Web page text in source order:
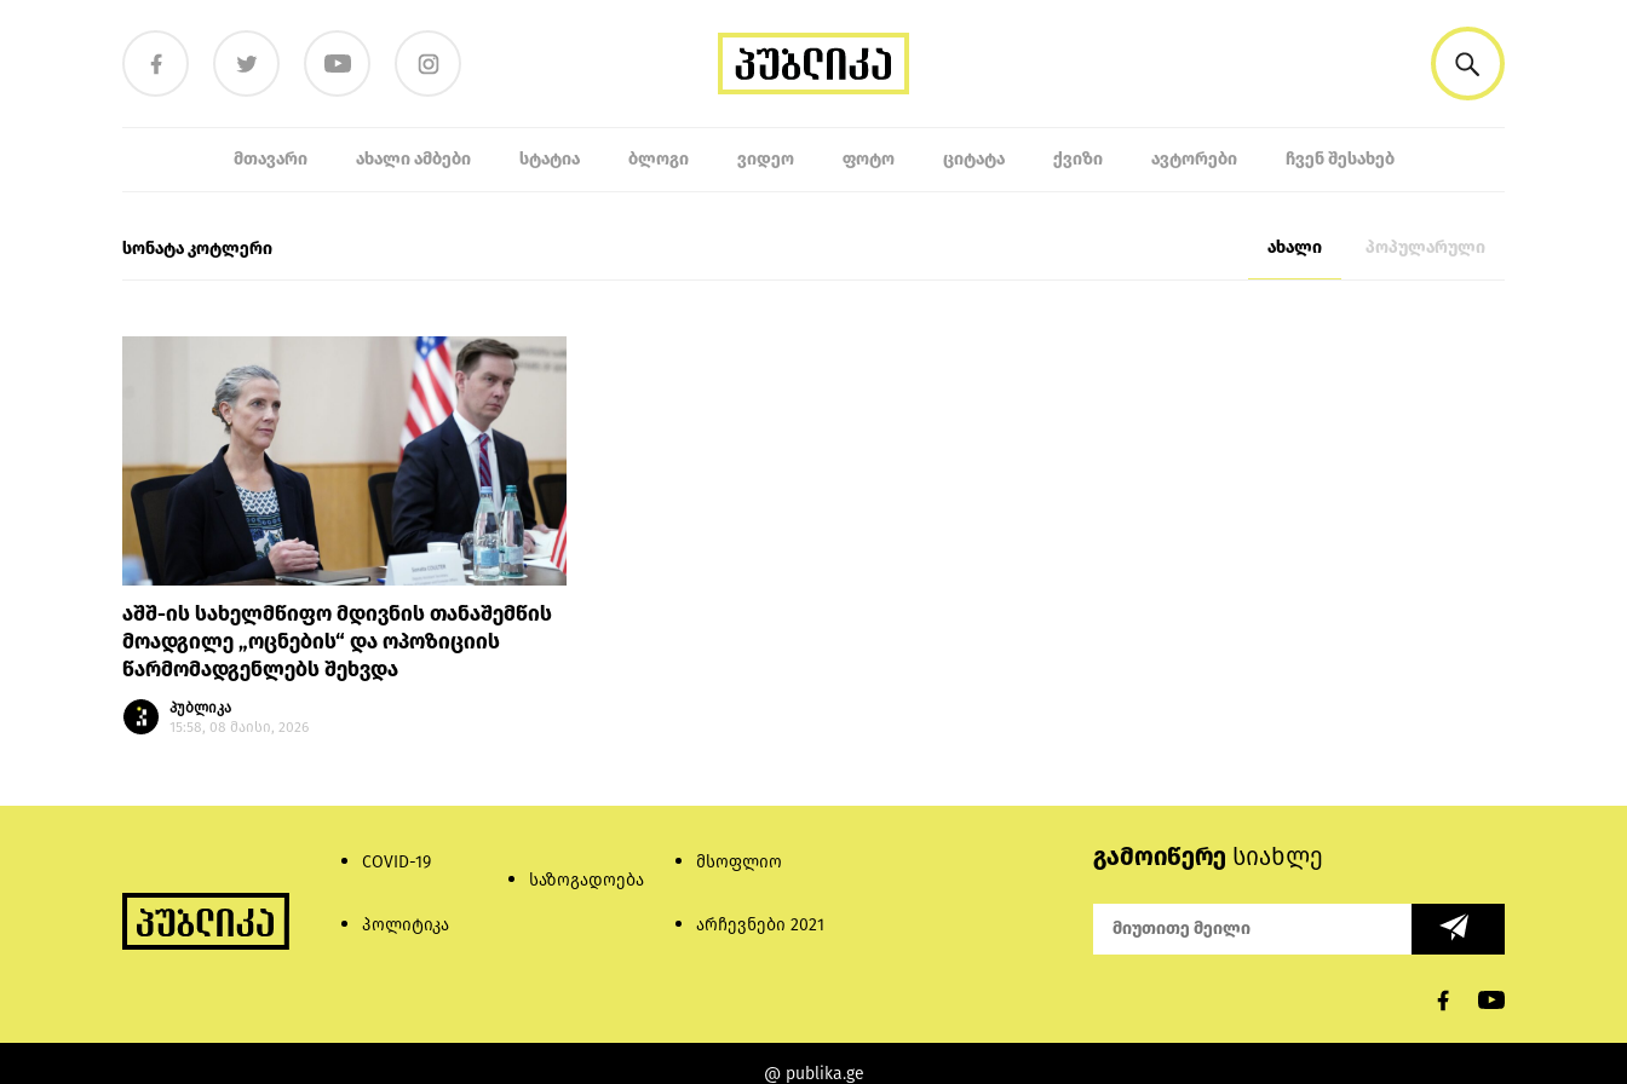
ᲛᲗᲐᲕᲐᲠᲘ ᲐᲮᲐᲚᲘ ᲐᲛᲑᲔᲑᲘ ᲡᲢᲐᲢᲘᲐ ᲑᲚᲝᲒᲘ ᲕᲘᲓᲔᲝ ᲤᲝᲢᲝ ᲪᲘᲢᲐᲢᲐ ᲥᲕᲘᲖᲘ ᲐᲕᲢᲝᲠᲔᲑᲘ ᲩᲕᲔᲜ ᲨᲔᲡᲐᲮᲔᲑ
სონატა კოტლერი ახალი პოპულარული
აშშ-ის სახელმწიფო მდივნის თანაშემწის
მოადგილე „ოცნების“ და ოპოზიციის
წარმომადგენლებს შეხვდა
პუბლიკა
15:58, 08 მაისი, 2026
COVID-19
პოლიტიკა
საზოგადოება
მსოფლიო
არჩევნები 2021
გამოიწერე სიახლე
@ publika.ge